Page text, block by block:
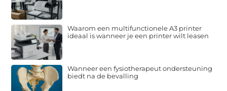
Waarom een multifunctionele A3 printer
ideaal is wanneer je een printer wilt leasen
Wanneer een fysiotherapeut ondersteuning
biedt na de bevalling